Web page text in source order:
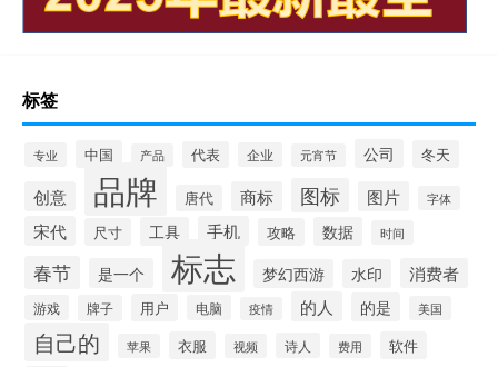
标签
专业 中国 产品 代表 企业 元宵节 公司 冬天
创意 品牌 唐代 商标 图标 图片 字体
宋代 尺寸 工具 手机 攻略 数据 时间
春节 是一个 标志 梦幻西游 水印 消费者
游戏 牌子 用户 电脑 疫情 的人 的是 美国
自己的 苹果 衣服 视频 诗人 费用 软件